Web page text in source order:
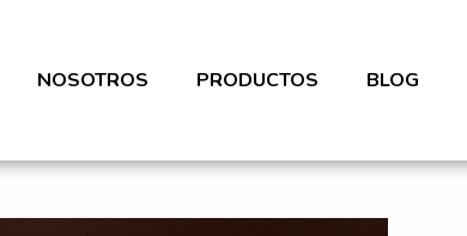
(CURRENT)
NOSOTROS PRODUCTOS BLOG